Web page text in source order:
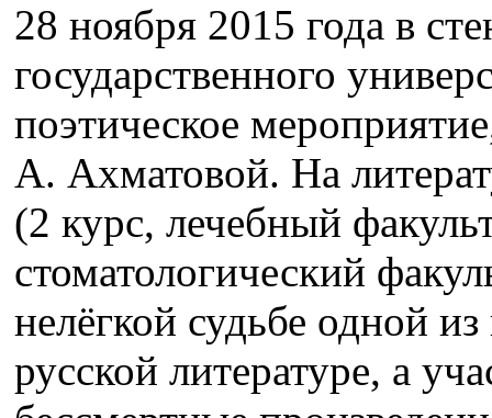
28 ноября 2015 года в
государственного
поэтическое
А. Ахматовой. На
(2 курс, лечебный
стоматологический
нелёгкой судьбе одной
русской литературе, а